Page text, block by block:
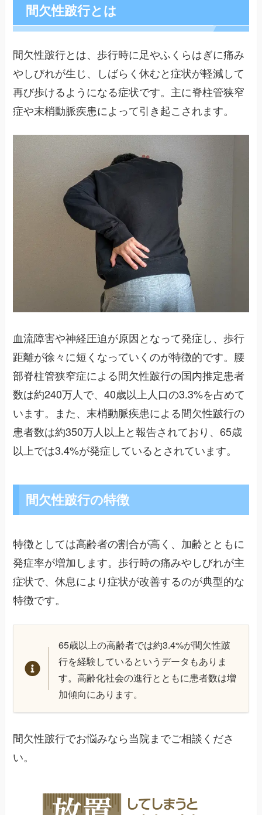
間欠性跛行とは
間欠性跛行とは、歩行時に足やふくらはぎに痛み
やしびれが生じ、しばらく休むと症状が軽減して
再び歩けるようになる症状です。主に脊柱管狭窄
症や末梢動脈疾患によって引き起こされます。
血流障害や神経圧迫が原因となって発症し、歩行
距離が徐々に短くなっていくのが特徴的です。腰
部脊柱管狭窄症による間欠性跛行の国内推定患者
数は約240万人で、40歳以上人口の3.3%を占めて
います。また、末梢動脈疾患による間欠性跛行の
患者数は約350万人以上と報告されており、65歳
以上では3.4%が発症しているとされています。
間欠性跛行の特徴
特徴としては高齢者の割合が高く、加齢とともに
発症率が増加します。歩行時の痛みやしびれが主
症状で、休息により症状が改善するのが典型的な
特徴です。
65歳以上の高齢者では約3.4%が間欠性跛
行を経験しているというデータもありま
す。高齢化社会の進行とともに患者数は増
加傾向にあります。
間欠性跛行でお悩みなら当院までご相談くださ
い。